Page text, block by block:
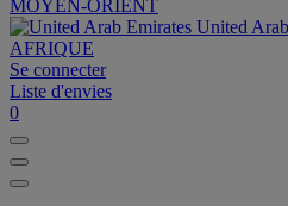
MOYEN-ORIENT
United
AFRIQUE
Se connecter
Liste d'envies
0